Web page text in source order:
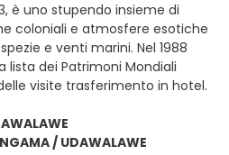
è uno stupendo insieme di
coloniali e atmosfere esotiche
e venti marini. Nel 1988
lista dei Patrimoni Mondiali
visite trasferimento in hotel.
/ UDAWALAWE